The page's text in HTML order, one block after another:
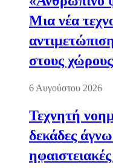
Μια νέα
στους
6 Αυγούστου 2026
Τεχνητή
δεκάδες